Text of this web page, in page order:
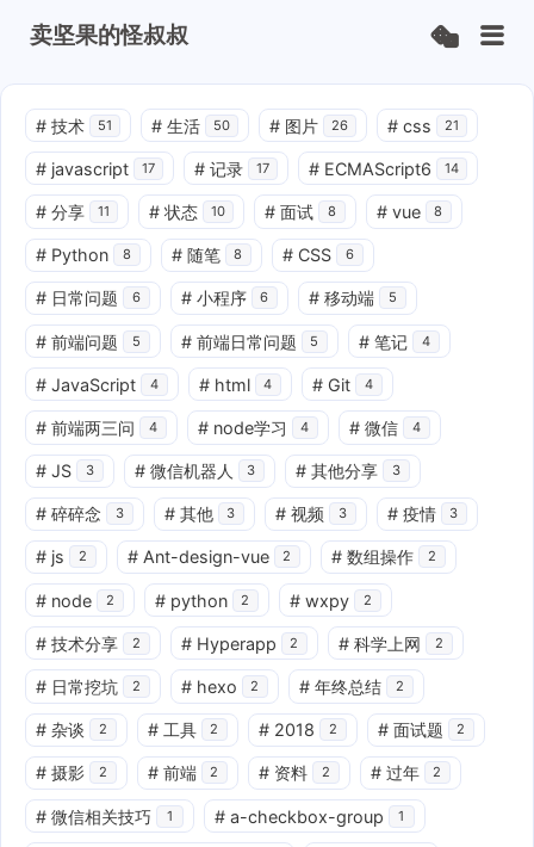
卖坚果的怪叔叔
# 技术 51 # 生活 50 # 图片 26 # css 21
# javascript 17 # 记录 17 # ECMAScript6 14
# 分享 11 # 状态 10 # 面试 8 # vue 8
# Python 8 # 随笔 8 # CSS 6
# 日常问题 6 # 小程序 6 # 移动端 5
# 前端问题 5 # 前端日常问题 5 # 笔记 4
# JavaScript 4 # html 4 # Git 4
# 前端两三问 4 # node学习 4 # 微信 4
# JS 3 # 微信机器人 3 # 其他分享 3
# 碎碎念 3 # 其他 3 # 视频 3 # 疫情 3
# js 2 # Ant-design-vue 2 # 数组操作 2
# node 2 # python 2 # wxpy 2
# 技术分享 2 # Hyperapp 2 # 科学上网 2
# 日常挖坑 2 # hexo 2 # 年终总结 2
# 杂谈 2 # 工具 2 # 2018 2 # 面试题 2
# 摄影 2 # 前端 2 # 资料 2 # 过年 2
# 微信相关技巧 1 # a-checkbox-group 1